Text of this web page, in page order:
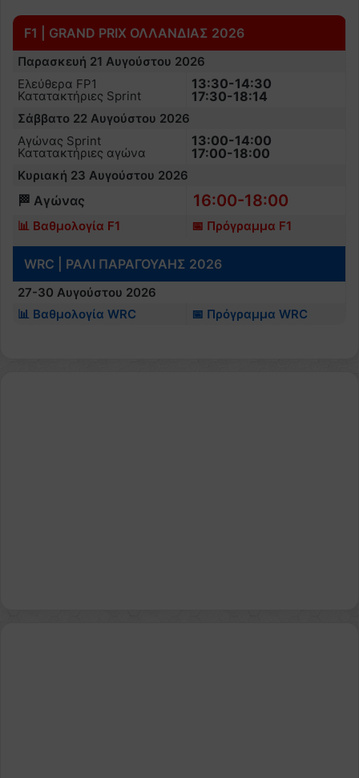
F1 | GRAND PRIX ΟΛΛΑΝΔΙΑΣ 2026
Παρασκευή 21 Αυγούστου 2026
Ελεύθερα FP1
Κατατακτήριες Sprint
13:30-14:30
17:30-18:14
Σάββατο 22 Αυγούστου 2026
Αγώνας Sprint
Κατατακτήριες αγώνα
13:00-14:00
17:00-18:00
Κυριακή 23 Αυγούστου 2026
🏁 Αγώνας 16:00-18:00
📊 Βαθμολογία F1 📅 Πρόγραμμα F1
WRC | ΡΑΛΙ ΠΑΡΑΓΟΥΑΗΣ 2026
27-30 Αυγούστου 2026
📊 Βαθμολογία WRC
📅 Πρόγραμμα WRC